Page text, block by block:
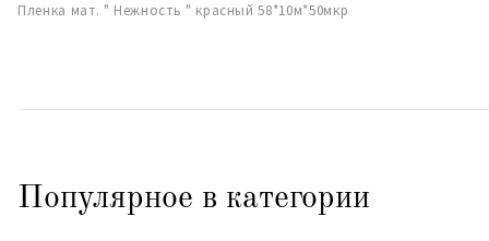
Пленка мат. " Нежность " красный 58*10м*50мкр
Популярное в категории